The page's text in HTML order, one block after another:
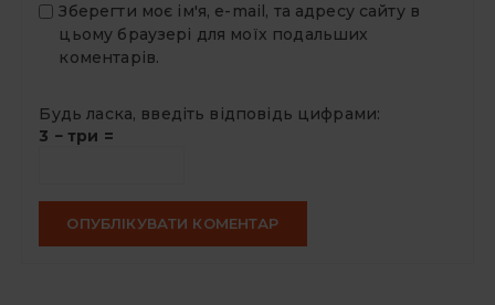
Зберегти моє ім'я, e-mail, та адресу сайту в
цьому браузері для моїх подальших
коментарів.
Будь ласка, введіть відповідь цифрами:
3 − три =